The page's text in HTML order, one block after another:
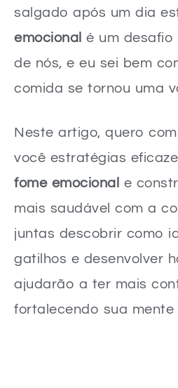
salgado após um dia
emocional é um desafio
de nós, e eu sei bem
comida se tornou uma
Neste artigo, quero
você estratégias
fome emocional e
mais saudável com a
juntas descobrir como
gatilhos e desenvolver
ajudarão a ter mais
fortalecendo sua mente